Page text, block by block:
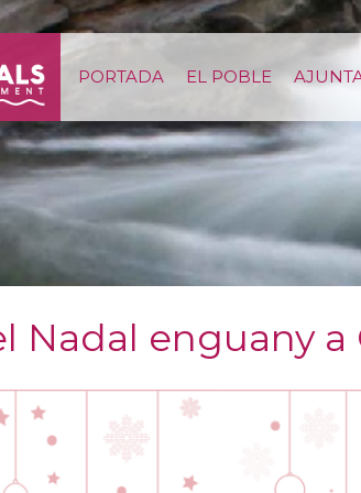
PORTADA EL POBLE
Nadal enguany a